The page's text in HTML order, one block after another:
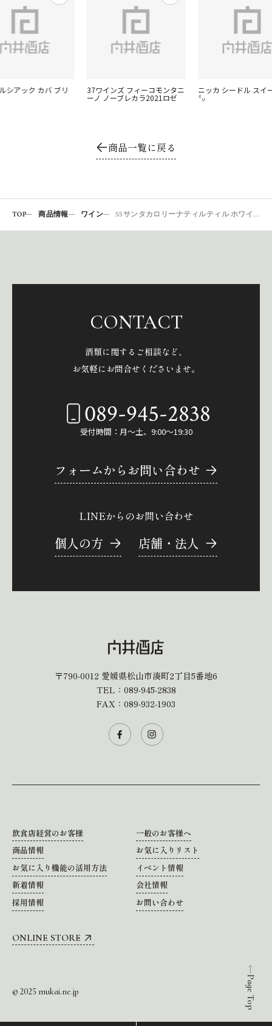
シアック カバ ブリ 37ワインズ フィーコモンタニ
ーノ ノーブレカラ2021ロゼ
ニッカ シードル スイ
㍉
商品一覧に戻る
TOP 商品情報 ワイン SSサンタカロリーナティルティル ホワイト750∞
Page Top
CONTACT
酒類に関するご相談など、
お気軽にお問合せくださいませ。
089-945-2838
受付時間：月～土、9:00～19:30
フォームからお問い合わせ
LINEからのお問い合わせ
個人の方 店舗・法人
〒790-0012 愛媛県松山市湊町2丁目5番地6
TEL： 089-945-2838
FAX：089-932-1903
飲食店経営のお客様
一般のお客様へ
商品情報
お気に入りリスト
お気に入り機能の活用方法
イベント情報
新着情報
会社情報
採用情報
お問い合わせ
ONLINE STORE
© 2025 mukai.ne.jp